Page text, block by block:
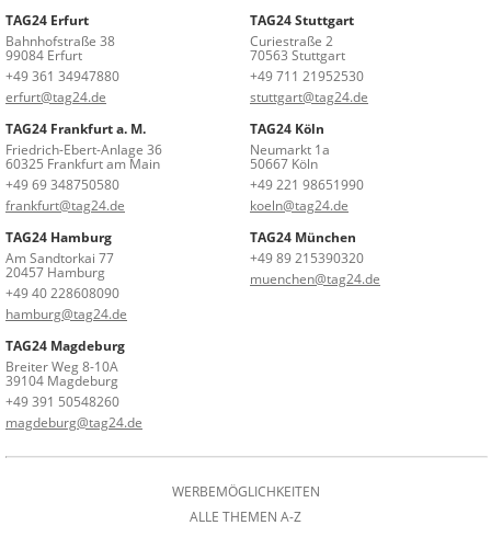
TAG24 Erfurt
Bahnhofstraße 38
99084 Erfurt
+49 361 34947880
erfurt@tag24.de
TAG24 Stuttgart
Curiestraße 2
70563 Stuttgart
+49 711 21952530
stuttgart@tag24.de
TAG24 Frankfurt a. M.
Friedrich-Ebert-Anlage 36
60325 Frankfurt am Main
+49 69 348750580
frankfurt@tag24.de
TAG24 Köln
Neumarkt 1a
50667 Köln
+49 221 98651990
koeln@tag24.de
TAG24 Hamburg
Am Sandtorkai 77
20457 Hamburg
+49 40 228608090
hamburg@tag24.de
TAG24 München
+49 89 215390320
muenchen@tag24.de
TAG24 Magdeburg
Breiter Weg 8-10A
39104 Magdeburg
+49 391 50548260
magdeburg@tag24.de
WERBEMÖGLICHKEITEN
ALLE THEMEN A-Z